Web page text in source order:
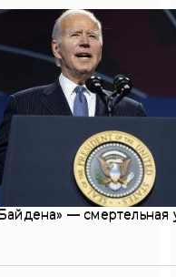
— смертельная